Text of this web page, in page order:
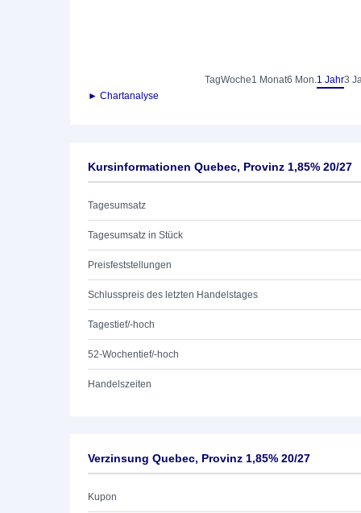
TagWoche1 Monat6 Mon.1 Jahr3
► Chartanalyse
Kursinformationen Quebec, Provinz 1,85% 20/27
Tagesumsatz
Tagesumsatz in Stück
Preisfeststellungen
Schlusspreis des letzten Handelstages
Tagestief/-hoch
52-Wochentief/-hoch
Handelszeiten
Verzinsung Quebec, Provinz 1,85% 20/27
Kupon